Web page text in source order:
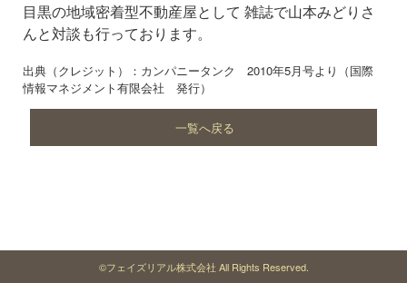
目黒の地域密着型不動産屋として 雑誌で山本みどりさ
んと対談も行っております。
出典（クレジット）：カンパニータンク 2010年5月号より（国際
情報マネジメント有限会社 発行）
一覧へ戻る
©フェイズリアル株式会社 All Rights Reserved.